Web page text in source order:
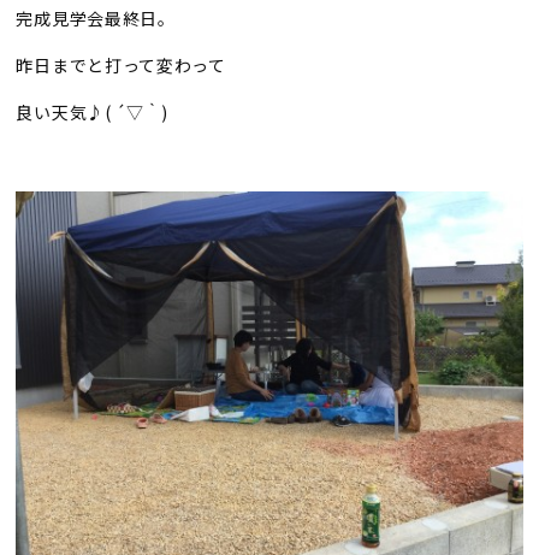
完成見学会最終日。
昨日までと打って変わって
良い天気♪( ´▽｀)